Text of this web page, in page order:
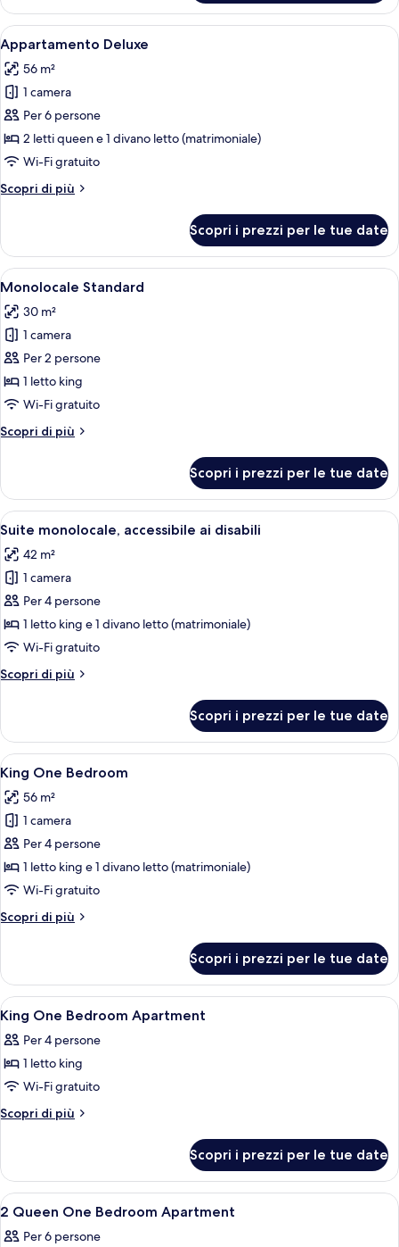
Studio
Apartment
Apri
tutte
le
foto
per
Appartamento
Deluxe
Camera d'albergo con due letti, una
6
Appartamento Deluxe
56 m²
1 camera
Per 6 persone
2 letti queen e 1 divano letto (matrimoniale)
Wi-Fi gratuito
Scopri di più
Altri
Deluxe
Scopri i prezzi per le tue date
Apri
tutte
le
foto
per
Monolocale
Standard
Una camera d'albergo moderna
6
Monolocale Standard
30 m²
1 camera
Per 2 persone
1 letto king
Wi-Fi gratuito
Scopri di più
Altri
Standard
Scopri i prezzi per le tue date
Apri
tutte
le
foto
per
Suite
monolocale,
ai
Una camera d'albergo con un letto,
7
Suite monolocale, accessibile ai disabili
42 m²
1 camera
Per 4 persone
1 letto king e 1 divano letto (matrimoniale)
Wi-Fi gratuito
Scopri di più
Altri
monolocale,
accessibile
ai
disabili
Scopri i prezzi per le tue date
Apri
tutte
le
foto
per
King
One
Una macchina per il caffè, un
5
King One Bedroom
56 m²
1 camera
Per 4 persone
1 letto king e 1 divano letto (matrimoniale)
Wi-Fi gratuito
Scopri di più
Altri
One
Bedroom
Scopri i prezzi per le tue date
Apri
tutte
le
foto
per
King
Apartment
Una cassaforte in camera, una
6
King One Bedroom Apartment
Per 4 persone
1 letto king
Wi-Fi gratuito
Scopri di più
Altri
One
Bedroom
Apartment
Scopri i prezzi per le tue date
Apri
tutte
Una cassaforte in camera, una
8
2 Queen One Bedroom Apartment
Per 6 persone